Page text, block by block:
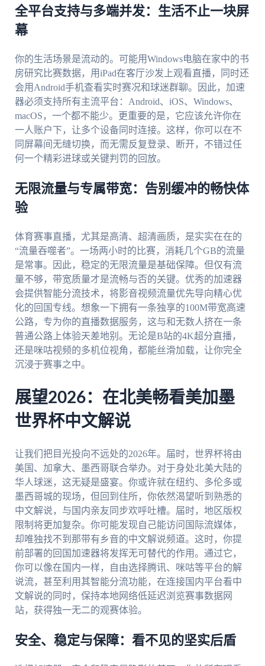
全平台支持与多端并发：生活不止一块屏
幕
你的生活场景是流动的。可能用Windows电脑在家中的书
房研究比赛数据，用iPad在客厅沙发上观看直播，同时还
会用Android手机查看实时赛况和球迷群聊。因此，加速
器必须支持所有主流平台：Android、iOS、Windows、
macOS，一个都不能少。更重要的是，它应该允许你在
一人账户下，让多个设备同时连接。这样，你可以在不
同屏幕间无缝切换，而无需反复登录、断开，不错过任
何一个精彩进球或关键判罚的回放。
无限流量与专属带宽：告别缓冲的畅快体
验
体育赛事直播，尤其是高清、超清画质，是实实在在的
“流量吞噬者”。一场两小时的比赛，消耗几个GB的流量
是常事。因此，稳定的无限流量是基础保障。但仅有流
量不够，带宽质量才是流畅与否的关键。优秀的加速器
会提供智能分流技术，将影音视频流量优先导向精心优
化的回国专线。想象一下拥有一条独享的100M带宽高速
公路，专为你的直播数据服务，这与和无数人挤在一条
普通公路上体验天差地别。无论是B站的4K超分直播，
还是咪咕视频的多机位视角，都能丝滑加载，让你完全
沉浸于赛事之中。
展望2026：在北美畅看美加墨
世界杯中文解说
让我们把目光投向不远处的2026年。届时，世界杯将由
美国、加拿大、墨西哥联合举办。对于身处北美大陆的
华人球迷，这无疑是盛宴。你或许就在纽约、多伦多或
墨西哥城的现场，但回到住所，你依然渴望听到熟悉的
中文解说，与国内亲友同步欢呼吐槽。届时，地区版权
限制将更加复杂。你可能发现自己能访问国际流媒体，
却唯独找不到那带有乡音的中文解说频道。这时，你提
前部署的回国加速器将发挥无可替代的作用。通过它，
你可以像在国内一样，自由选择腾讯、咪咕等平台的解
说流，甚至利用其智能分流功能，在连接国内平台看中
文解说的同时，保持本地网络低延迟浏览赛事数据网
站，获得独一无二的观赛体验。
安全、稳定与保障：看不见的坚实后盾